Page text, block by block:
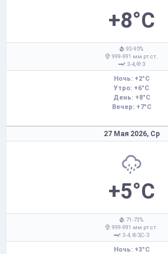
+8°C
: 93-95%
: 999-991 мм рт.ст.
: 3-4,
З
Ночь: +2°C
Утро: +6°C
День: +8°C
Вечер: +7°C
27 Мая 2026, Ср
+5°C
: 71-73%
: 999-991 мм рт.ст.
: 3-4,
З,С-З
Ночь: +3°C